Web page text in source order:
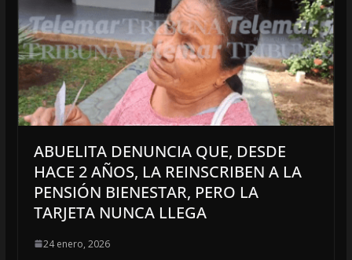
ABUELITA DENUNCIA QUE, DESDE
HACE 2 AÑOS, LA REINSCRIBEN A LA
PENSIÓN BIENESTAR, PERO LA
TARJETA NUNCA LLEGA
24 enero, 2026